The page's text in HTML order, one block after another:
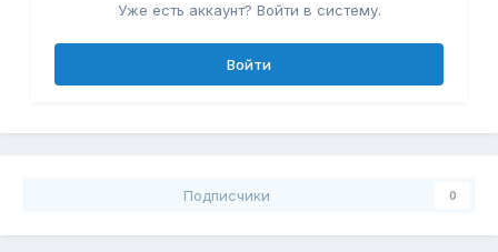
Уже есть аккаунт? Войти в систему.
Войти
Подписчики 0